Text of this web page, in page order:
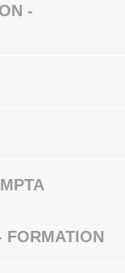
-
FORMATION